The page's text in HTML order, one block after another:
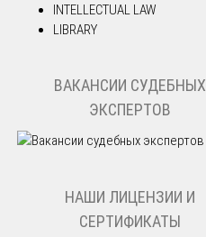
INTELLECTUAL LAW
LIBRARY
ВАКАНСИИ СУДЕБНЫХ
ЭКСПЕРТОВ
НАШИ ЛИЦЕНЗИИ И
СЕРТИФИКАТЫ